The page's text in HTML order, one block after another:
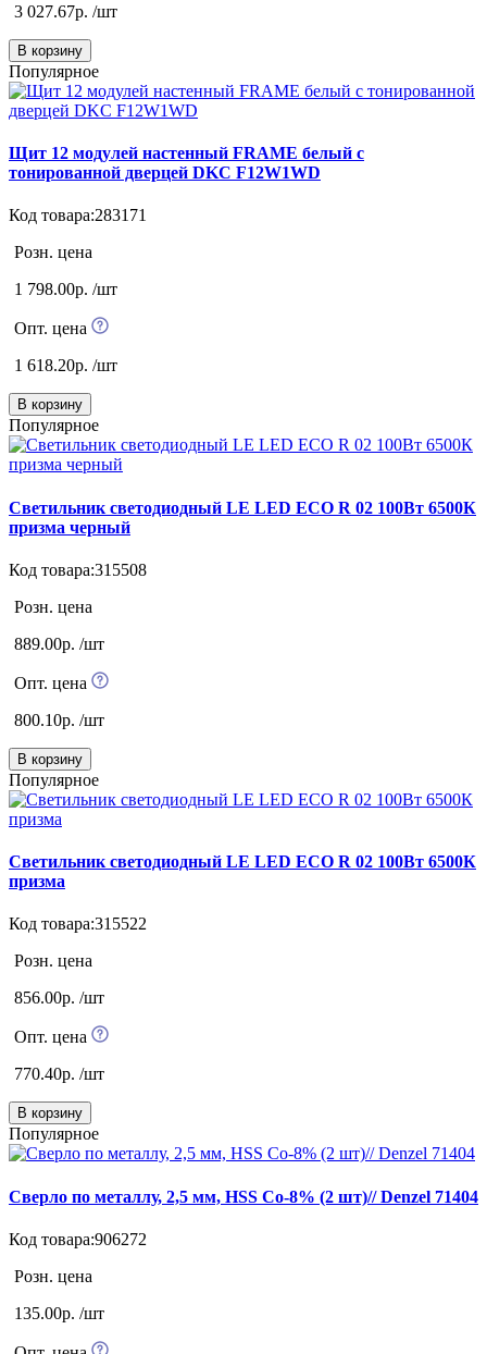
3 027.67р. /шт
В корзину
Популярное
Щит 12 модулей настенный FRAME белый с
тонированной дверцей DKC F12W1WD
Код товара:283171
Розн. цена
1 798.00р. /шт
Опт. цена
1 618.20р. /шт
В корзину
Популярное
Светильник светодиодный LE LED ECO R 02 100Вт 6500К
призма черный
Код товара:315508
Розн. цена
889.00р. /шт
Опт. цена
800.10р. /шт
В корзину
Популярное
Светильник светодиодный LE LED ECO R 02 100Вт 6500К
призма
Код товара:315522
Розн. цена
856.00р. /шт
Опт. цена
770.40р. /шт
В корзину
Популярное
Сверло по металлу, 2,5 мм, HSS Co-8% (2 шт)// Denzel 71404
Код товара:906272
Розн. цена
135.00р. /шт